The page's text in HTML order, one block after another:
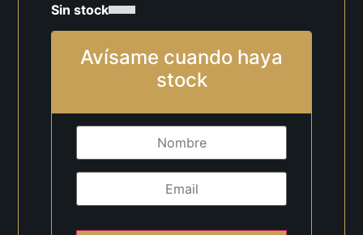
Sin stock
Avísame cuando haya
stock